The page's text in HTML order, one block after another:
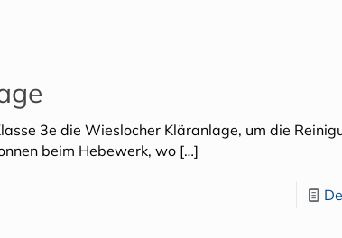
3e die Wieslocher Kläranlage, um die
beim Hebewerk, wo […]